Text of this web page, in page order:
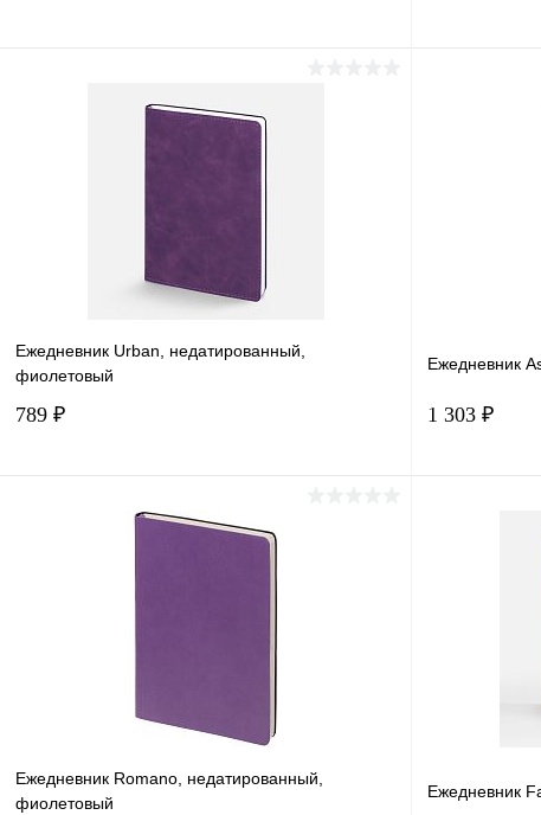
Ежедневник Urban, недатированный,
фиолетовый
789 ₽
В корзину
Ежедневник
1 303 ₽
Ежедневник Romano, недатированный,
фиолетовый
Ежедневник